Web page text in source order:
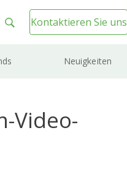
Kontaktieren Sie uns
Neuigkeiten
Video-